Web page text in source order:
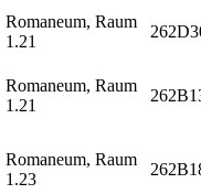
Romaneum, Raum
1.21
Romaneum, Raum
1.21
Romaneum, Raum
1.23